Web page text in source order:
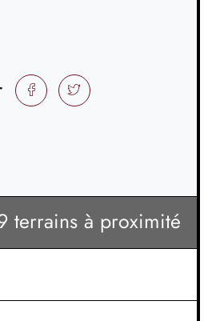
FACEBOOKTWITTER
terrains à proximité